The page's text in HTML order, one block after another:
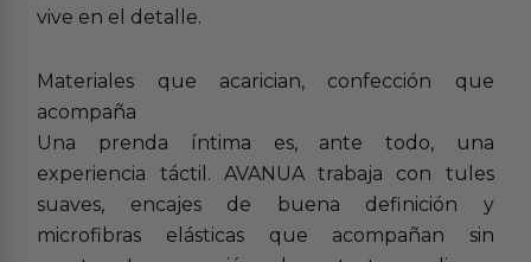
vive en el detalle.
Materiales que acarician, confección que
acompaña
Una prenda íntima es, ante todo, una
experiencia táctil. AVANUA trabaja con tules
suaves, encajes de buena definición y
microfibras elásticas que acompañan sin